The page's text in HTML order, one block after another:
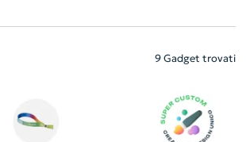
9 Gadget trovati